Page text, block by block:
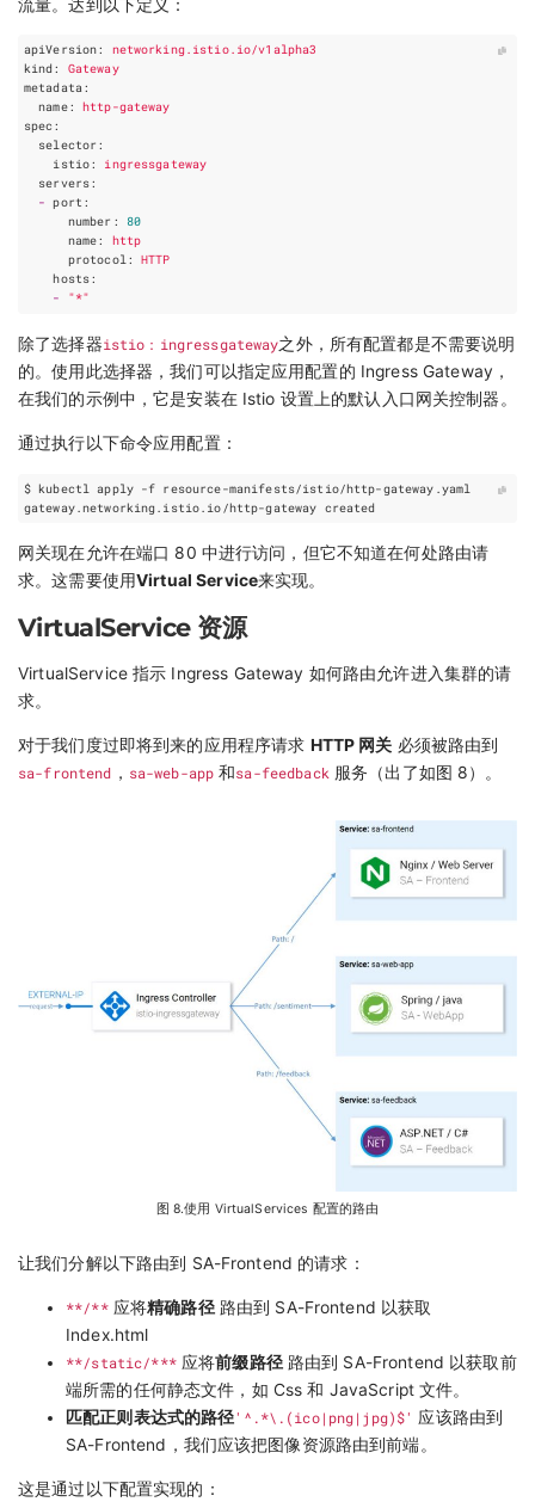
流量。达到以下定义：
apiVersion:
networking.istio.io/v1alpha3
kind :
Gateway
metadata:
name:
http-gateway
spec :
selector :
istio:
ingressgateway
servers:
- port :
number :
80
name:
http
protocol:
HTTP
hosts:
-
"*"
除了选择器istio：ingressgateway之外，所有配置都是不需要说明
的。使用此选择器，我们可以指定应用配置的 Ingress Gateway，
在我们的示例中，它是安装在 Istio 设置上的默认入口网关控制器。
通过执行以下命令应用配置：
网关现在允许在端口 80 中进行访问，但它不知道在何处路由请
求。这需要使用Virtual Service来实现。
VirtualService 资源
VirtualService 指示 Ingress Gateway 如何路由允许进入集群的请
求。
对于我们度过即将到来的应用程序请求 HTTP 网关 必须被路由到
sa-frontend ， sa-web-app 和sa-feedback 服务（出了如图 8）。
图 8.使用 VirtualServices 配置的路由
让我们分解以下路由到 SA-Frontend 的请求：
**/**应将精确路径路由到 SA-Frontend 以获取
Index.html
**/static/***应将前缀路径路由到 SA-Frontend 以获取前
端所需的任何静态文件，如 Css 和 JavaScript 文件。
匹配正则表达式的路径'^.*\.(ico|png|jpg)$' 应该路由到
SA-Frontend，我们应该把图像资源路由到前端。
这是通过以下配置实现的：